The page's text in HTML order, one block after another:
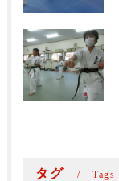
タグ Tags